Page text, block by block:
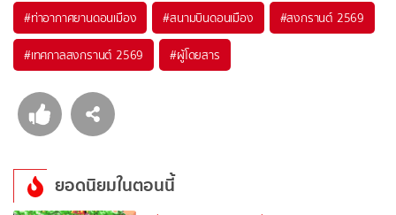
#ท่าอากาศยานดอนเมือง #สนามบินดอนเมือง #สงกรานต์ 2569
#เทศกาลสงกรานต์ 2569 #ผู้โดยสาร
ยอดนิยมในตอนนี้